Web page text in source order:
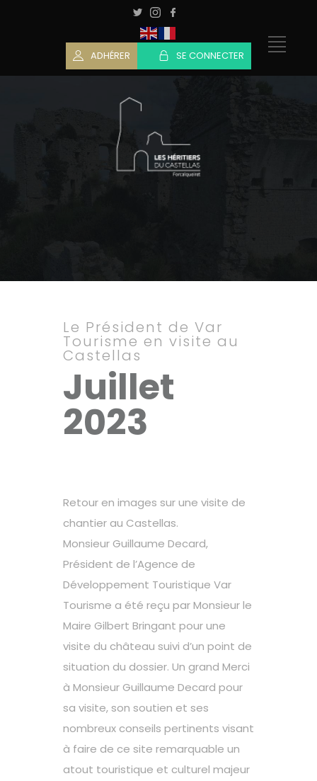
SE CONNECTER
ADHÉRER
Le Président de Var
Tourisme en visite au
Castellas
Juillet
2023
Retour en images sur une visite de
chantier au Castellas.
Monsieur Guillaume Decard,
Président de l’Agence de
Développement Touristique Var
Tourisme a été reçu par Monsieur le
Maire Gilbert Bringant pour une
visite du château suivi d’un point de
situation du dossier. Un grand Merci
à Monsieur Guillaume Decard pour
sa visite, son soutien et ses
nombreux conseils pertinents visant
à faire de ce site remarquable un
atout touristique et culturel majeur